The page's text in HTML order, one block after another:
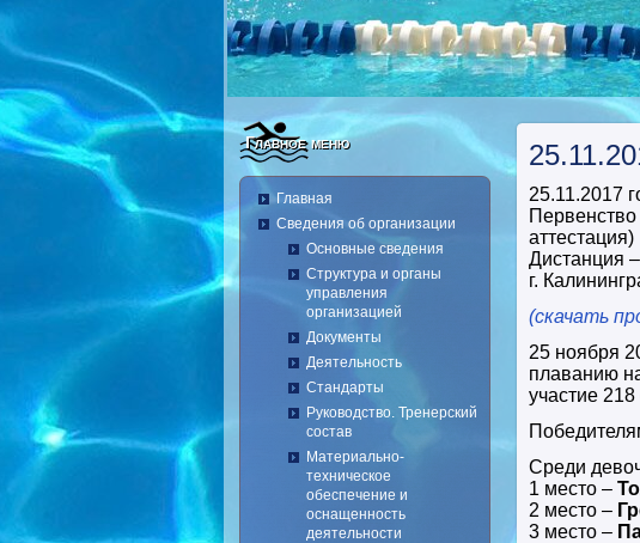
Главное меню
Главная
Сведения об организации
Основные сведения
Структура и органы
управления
организацией
Документы
Деятельность
Стандарты
Руководство. Тренерский
состав
Материально-
техническое
обеспечение и
оснащенность
деятельности
25.11.2017
аттестация)
Дистанция
г.
(скачать
25 ноября
плаванию
участие
Среди
1 место –
2 место –
3 место –